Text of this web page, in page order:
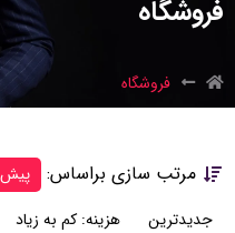
فروشگاه
فروشگاه
مرتب سازی براساس:
جدیدترین
هزینه: کم به زیاد